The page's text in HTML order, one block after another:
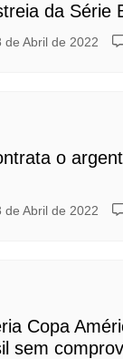
da Série
de Abril de 2022
o
de Abril de 2022
Copa
sem